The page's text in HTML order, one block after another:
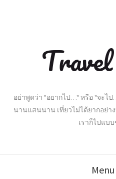
อย่าพูดว่า "อยากไป…" หรือ "จะไ
นานแสนนาน เที่ยวไม่ได้ยากอย่า
เราก็ไปแบ
Menu